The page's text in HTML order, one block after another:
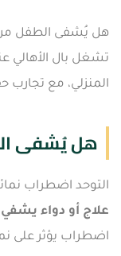
هل يُشفى الطفل من
تشغل بال الأهالي
المنزلي، مع تجارب
هل يُشفى
التوحد اضطراب
علاج أو دواء يشفي
اضطراب يؤثر على